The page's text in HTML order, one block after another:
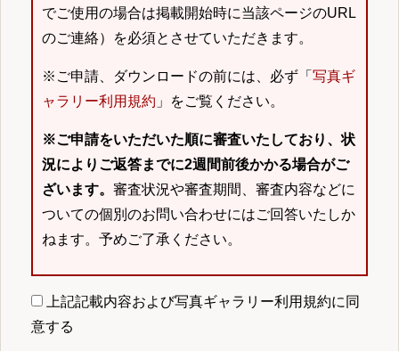
でご使用の場合は掲載開始時に当該ページのURL
のご連絡）を必須とさせていただきます。
※ご申請、ダウンロードの前には、必ず「 写真ギ
ャラリー利用規約 」をご覧ください。
※ご申請をいただいた順に審査いたしており、状
況によりご返答までに2週間前後かかる場合がご
ざいます。 審査状況や審査期間、審査内容などに
ついての個別のお問い合わせにはご回答いたしか
ねます。予めご了承ください。
上記記載内容および写真ギャラリー利用規約に同
意する